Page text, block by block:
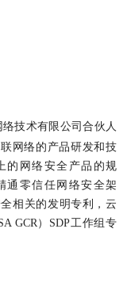
技术有限公司合伙人
网络的产品研发和技
的网络安全产品的规
通零信任网络安全架
相关的发明专利，云
GCR） SDP工作组专